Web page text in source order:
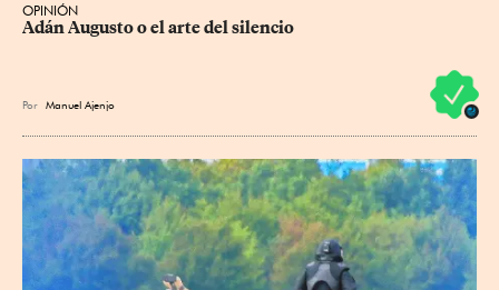
OPINIÓN
Adán Augusto o el arte del silencio
Por Manuel Ajenjo